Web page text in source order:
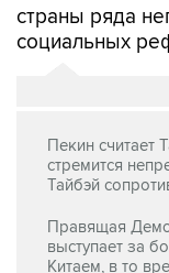
страны ряда
социальных
Пекин считает
стремится
Тайбэй
Правящая
выступает за
Китаем, в то